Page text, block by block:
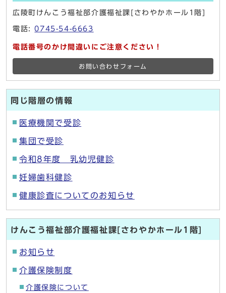
広陵町けんこう福祉部介護福祉課[さわやかホール1階]
電話:0745-54-6663
電話番号のかけ間違いにご注意ください！
お問い合わせフォーム
同じ階層の情報
医療機関で受診
集団で受診
令和8年度 乳幼児健診
妊婦歯科健診
健康診査についてのお知らせ
けんこう福祉部介護福祉課[さわやかホール1階]
お知らせ
介護保険制度
介護保険について